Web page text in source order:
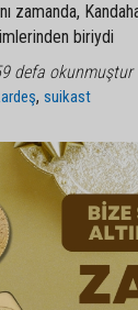
zamanda,
biriydi
defa okunmuştur
,suikast